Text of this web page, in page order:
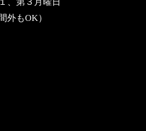
、第３月曜日
外もOK）